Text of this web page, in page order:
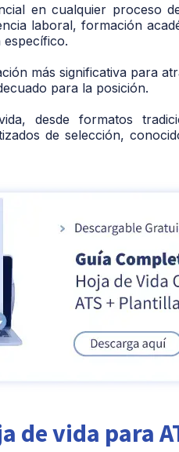
en cualquier proceso
laboral, formación
más significativa para
para la posición.
desde formatos
de selección,
de vida para